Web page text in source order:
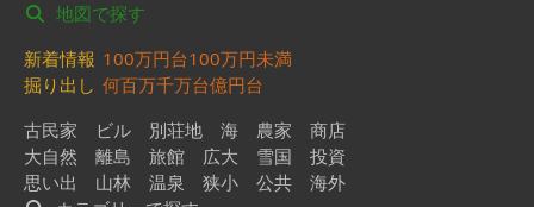
地図で探す
新着情報 100万円台100万円未満
掘り出し 何百万千万台億円台
古民家
ビル 別荘地 海 農家
商店
大自然
離島 旅館 広大 雪国
投資
思い出
山林 温泉 狭小 公共
海外